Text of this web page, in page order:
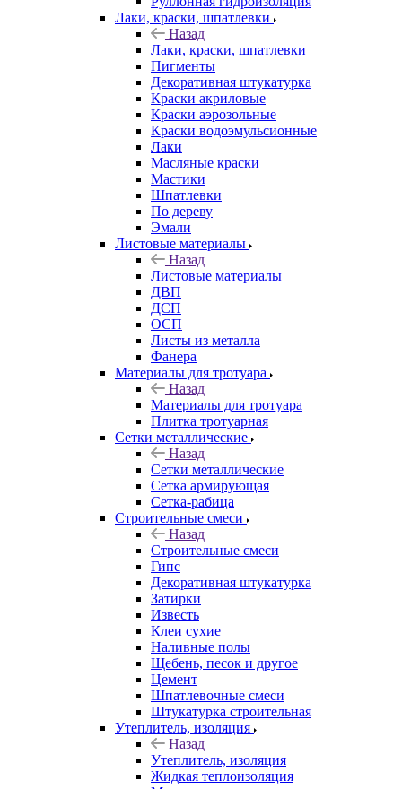
Лаки, краски, шпатлевки
Назад
Лаки, краски, шпатлевки
Пигменты
Декоративная штукатурка
Краски акриловые
Краски аэрозольные
Краски водоэмульсионные
Лаки
Масляные краски
Мастики
Шпатлевки
По дереву
Эмали
Листовые материалы
Назад
Листовые материалы
ДВП
ДСП
ОСП
Листы из металла
Фанера
Материалы для тротуара
Назад
Материалы для тротуара
Плитка тротуарная
Сетки металлические
Назад
Сетки металлические
Сетка армирующая
Сетка-рабица
Строительные смеси
Назад
Строительные смеси
Гипс
Декоративная штукатурка
Затирки
Известь
Клеи сухие
Наливные полы
Щебень, песок и другое
Цемент
Шпатлевочные смеси
Штукатурка строительная
Утеплитель, изоляция
Назад
Утеплитель, изоляция
Жидкая теплоизоляция